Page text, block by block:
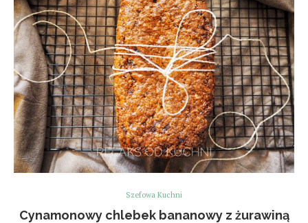
Szefowa Kuchni
Cynamonowy chlebek bananowy z żurawiną